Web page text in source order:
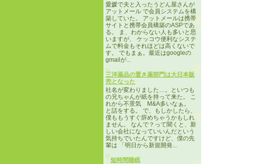
愛媛で夫と入ったうどん屋さんが
アットメール で会員システムを構
築していた。 アットメールは携帯
サイトと携帯会員構築のASPであ
る。 ま、わからない人も多いと思
いますが、 ケッコウ便利なシステ
ムで料金もそれほどは高くないで
す。 でもまぁ。最近はgoogleの
gmailが...
三洋薬品の置き薬部門は大日本販
売となった
社名が変わりました…。といつも
の兄ちゃんが紙を持って来た。 こ
れから不景気 M&A多いなぁ。
と話をする。 で、もしかしたら、
僕ももうすぐ辞めちゃうかもしれ
ません。 なんで？って聞くと、新
しい会社になっていいんだという
気持ちでいたんですけど、僕の先
輩は 「明日から新規開発...
短時間睡眠